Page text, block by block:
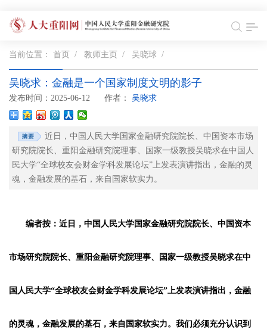
当前位置： 首页 / 教师主页 / 吴晓球 /
吴晓求：金融是一个国家制度文明的影子
发布时间：2025-06-12 作者： 吴晓求
近日，中国人民大学国家金融研究院院长、中国资本市场
研究院院长、重阳金融研究院理事、国家一级教授吴晓求在中国人
民大学“全球校友会财金学科发展论坛”上发表演讲指出，金融的灵
魂，金融发展的基石，来自国家软实力。
编者按：近日，中国人民大学国家金融研究院院长、中国资本
市场研究院院长、重阳金融研究院理事、国家一级教授吴晓求在中
国人民大学“全球校友会财金学科发展论坛”上发表演讲指出，金融
的灵魂，金融发展的基石，来自国家软实力。我们必须充分认识到